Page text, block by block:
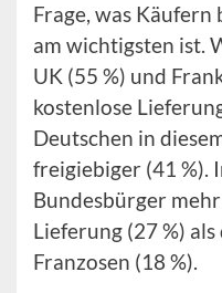
Frage, was
am wichtigsten ist.
UK (55 %) und
kostenlose
Deutschen in
freigiebiger (41 %).
Bundesbürger
Lieferung (27 %)
Franzosen (18 %).